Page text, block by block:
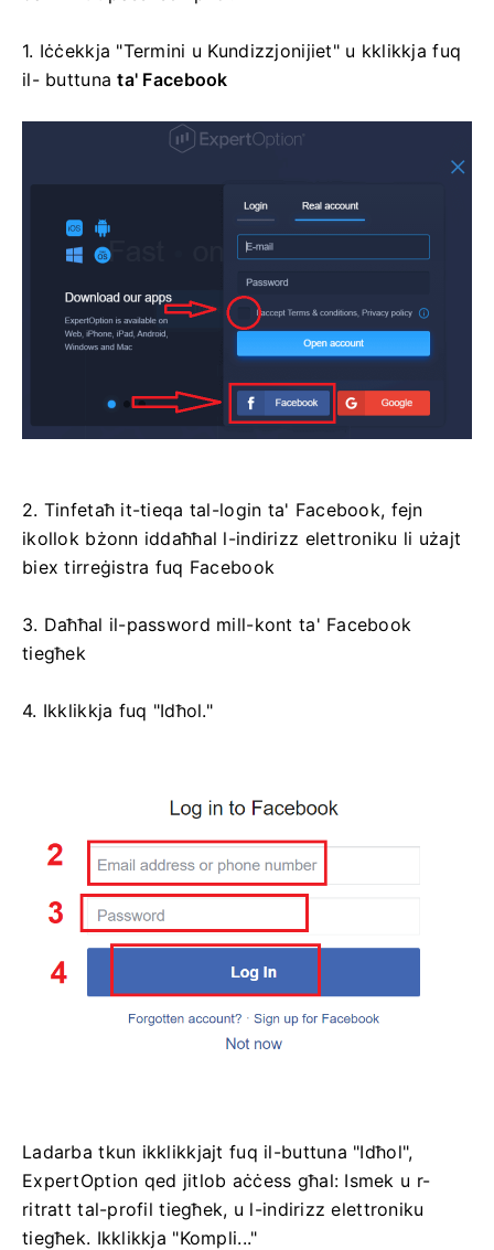
1. Iċċekkja "Termini u Kundizzjonijiet" u kklikkja fuq
il- buttunata' Facebook
2. Tinfetaħ it-tieqa tal-login ta' Facebook, fejn
ikollok bżonn iddaħħal l-indirizz elettroniku li użajt
biex tirreġistra fuq Facebook
3. Daħħal il-password mill-kont ta' Facebook
tiegħek
4. Ikklikkja fuq "Idħol."
Ladarba tkun ikklikkjajt fuq il-buttuna "Idħol",
ExpertOption qed jitlob aċċess għal: Ismek u r-
ritratt tal-profil tiegħek, u l-indirizz elettroniku
tiegħek. Ikklikkja "Kompli..."